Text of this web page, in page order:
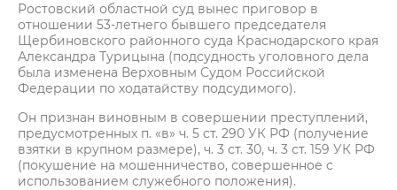
Ростовский областной суд вынес приговор в
отношении 53-летнего бывшего председателя
Щербиновского районного суда Краснодарского края
Александра Турицына (подсудность уголовного дела
была изменена Верховным Судом Российской
Федерации по ходатайству подсудимого).
Он признан виновным в совершении преступлений,
предусмотренных п. «в» ч. 5 ст. 290 УК РФ (получение
взятки в крупном размере), ч. 3 ст. 30, ч. 3 ст. 159 УК РФ
(покушение на мошенничество, совершенное с
использованием служебного положения).